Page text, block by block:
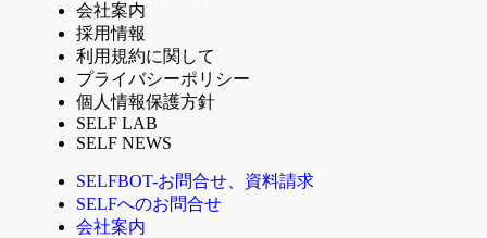
会社案内
採用情報
利用規約に関して
プライバシーポリシー
個人情報保護方針
SELF LAB
SELF NEWS
SELFBOT-お問合せ、資料請求
SELFへのお問合せ
会社案内